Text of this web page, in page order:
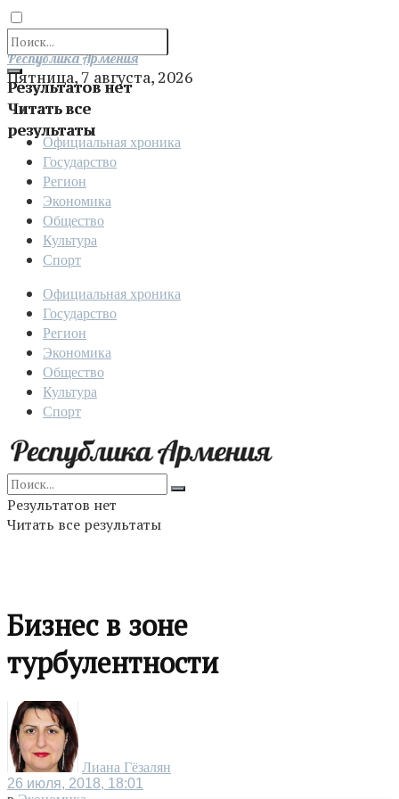
Результатов нет
Читать все
результаты
Отправить
Республика Армения
Пятница, 7 августа, 2026
Официальная хроника
Государство
Регион
Экономика
Общество
Культура
Спорт
Официальная хроника
Государство
Регион
Экономика
Общество
Культура
Спорт
Результатов нет
Читать все результаты
Бизнес в зоне
турбулентности
Лиана Гёзалян
26 июля, 2018, 18:01